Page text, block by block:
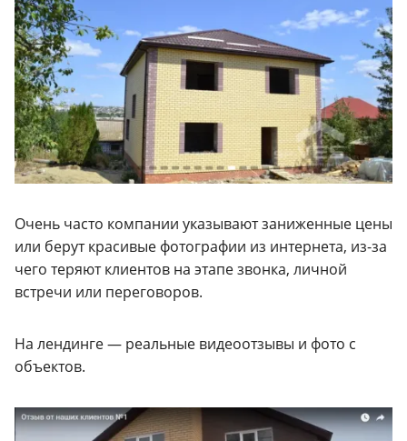
Очень часто компании указывают заниженные цены
или берут красивые фотографии из интернета, из-за
чего теряют клиентов на этапе звонка, личной
встречи или переговоров.
На лендинге — реальные видеоотзывы и фото с
объектов.